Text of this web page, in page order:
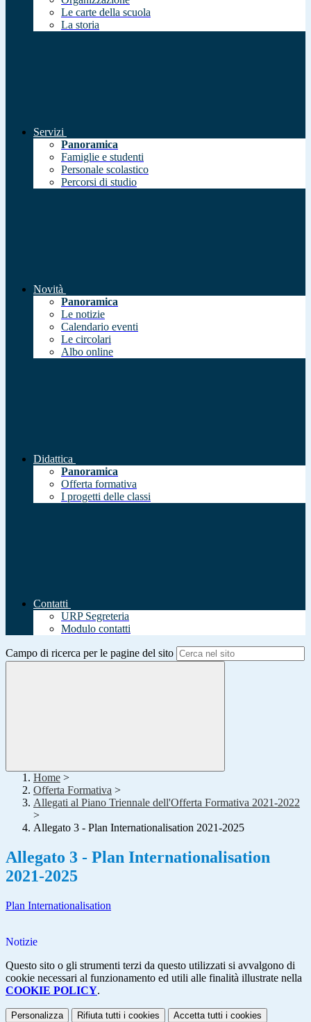
Le carte della scuola
La storia
Servizi
Panoramica
Famiglie e studenti
Personale scolastico
Percorsi di studio
Novità
Panoramica
Le notizie
Calendario eventi
Le circolari
Albo online
Didattica
Panoramica
Offerta formativa
I progetti delle classi
Contatti
URP Segreteria
Modulo contatti
Campo di ricerca per le pagine del sito
Home >
Offerta Formativa >
Allegati al Piano Triennale dell'Offerta Formativa 2021-2022
>
Allegato 3 - Plan Internationalisation 2021-2025
Allegato 3 - Plan Internationalisation
2021-2025
Plan Internationalisation
Notizie
Questo sito o gli strumenti terzi da questo utilizzati si avvalgono di
cookie necessari al funzionamento ed utili alle finalità illustrate nella
COOKIE POLICY.
Personalizza Rifiuta tutti i cookies Accetta tutti i cookies